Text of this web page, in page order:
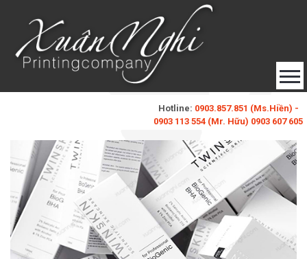
Hotline: 0903.857.851 (Ms.Hiền) -
0903 113 554 (Mr. Hữu) 0903 607 605
Đăng Ký Đăng Nhập
Liên Hệ